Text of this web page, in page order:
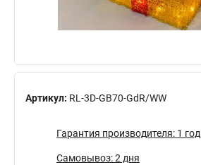
Артикул: RL-3D-GB70-GdR/WW
Гарантия производителя: 1 год
Самовывоз: 2 дня